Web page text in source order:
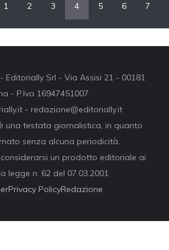
1 2 3 4 5 6 7
Editorially Srl - Via Assisi 21 - 00181
- P.Iva 16947451007
- redazione@editorially.it
una testata giornalistica, in quanto
senza alcuna periodicità.
un prodotto editoriale ai
legge n. 62 del 07.03.2001
Privacy PolicyRedazione